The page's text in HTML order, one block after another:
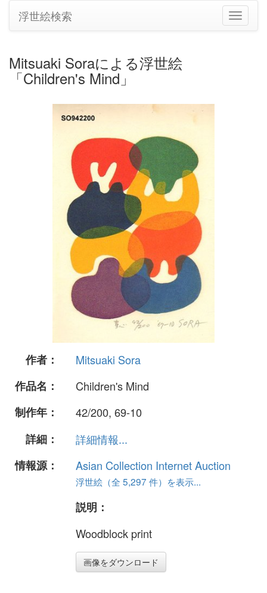
ナ
ビ
浮世絵検索
Mitsuaki Soraによる浮世絵
「Children's Mind」
作者：
Mitsuaki Sora
作品名：
Children's Mind
制作年：
42/200, 69-10
詳細：
詳細情報...
情報源：
Asian Collection Internet Auction
浮世絵（全 5,297 件）を表示...
説明：
Woodblock print
画像をダウンロード